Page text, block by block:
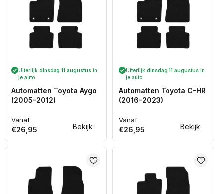
Bekijk
Uiterlijk dinsdag 11 augustus in
je auto
Automatten Toyota Aygo
(2005-2012)
Normale
prijs
Vanaf
€26,95 Bekijk
Uiterlijk dinsdag 11 augustus in
je auto
Automatten Toyota C-HR
(2016-2023)
Normale
prijs
Vanaf
€26,95